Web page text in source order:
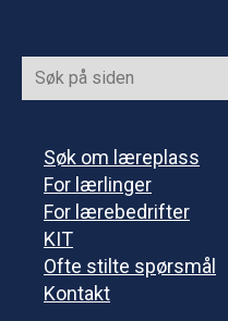
Søk om læreplass
For lærlinger
For lærebedrifter
KIT
Ofte stilte spørsmål
Kontakt